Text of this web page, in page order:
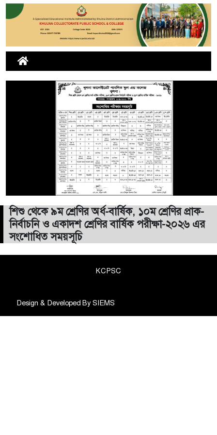
শিশু থেকে ৯ম শ্রেণির অর্ধ-বার্ষিক, ১০ম শ্রেণির প্রাক-
নির্বাচনি ও একাদশ শ্রেণির বার্ষিক পরীক্ষা-২০২৬ এর
সংশোধিত সময়সূচি
KCPSC
Design & Developed By SIEMS